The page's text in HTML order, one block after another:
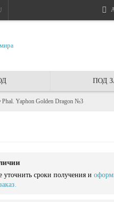
ПОД
Phal. Yaphon Golden Dragon №3
сроки получения и